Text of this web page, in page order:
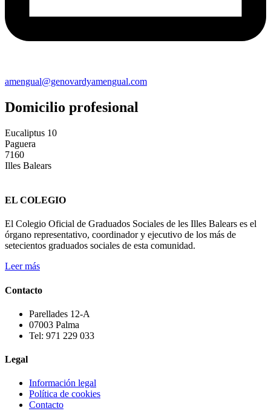
amengual@genovardyamengual.com
Domicilio profesional
Eucaliptus 10
Paguera
7160
Illes Balears
EL COLEGIO
El Colegio Oficial de Graduados Sociales de les Illes Balears es el
órgano representativo, coordinador y ejecutivo de los más de
setecientos graduados sociales de esta comunidad.
Leer más
Contacto
Parellades 12-A
07003 Palma
Tel: 971 229 033
Legal
Información legal
Política de cookies
Contacto